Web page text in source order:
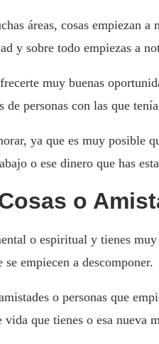
áreas, cosas empiezan
y sobre todo empiezas a
muy buenas
de personas con las que
ya que es muy posible
o ese dinero que has
o
o espiritual y tienes
se empiecen a descomponer.
o personas que
que tienes o esa nueva